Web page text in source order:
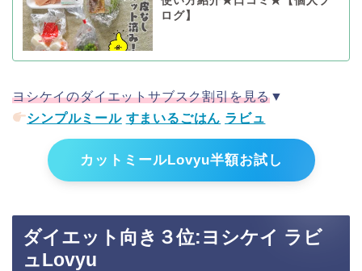
ログ】
ヨシケイのダイエットサブスク割引を見る▼
シンプルミール すまいるごはん ラビュ
カットミールLovyu半額お試し
ダイエット向き３位:ヨシケイ ラビ
ュLovyu